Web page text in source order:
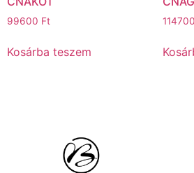
99600 Ft
Kosárba teszem
114700